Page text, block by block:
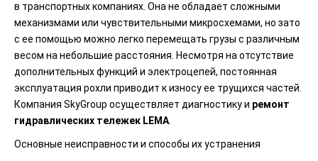
в транспортных компаниях. Она не обладает сложными
механизмами или чувствительными микросхемами, но зато
с ее помощью можно легко перемещать грузы с различным
весом на небольшие расстояния. Несмотря на отсутствие
дополнительных функций и электроцепей, постоянная
эксплуатация рохли приводит к износу ее трущихся частей.
Компания SkyGroup осуществляет диагностику и ремонт
гидравлических тележек LEMA
Основные неисправности и способы их устранения